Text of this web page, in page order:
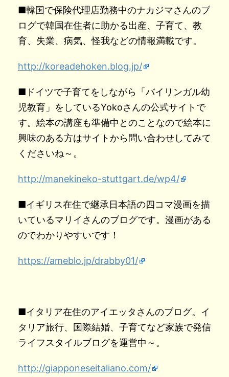
■韓国で保険代理店勤務中のナカジマさんのブ
ログで韓国在住者に助かる出産、子育て、教
育、失業、病気、怪我などの情報満載です。
http://koreadehoken.blog.jp/
■ドイツで子育てをしながら「バイリンガル幼
児教育」をしているYokoさんの公式サイトで
す。絵本の講座も準備中とのことなので絵本に
興味のある方はサイトから問い合わせしてみて
くださいね～。
http://manekineko-stuttgart.de/wp4/
■イギリス在住で継承日本語の四コマ漫画を描
いているマリイさんのブログです。漫画がある
のでわかりやすいです！
https://ameblo.jp/drabby01/
■イタリア在住のアイエッタさんのブログ。イ
タリア旅行、国際結婚、子育てなど家族で発信
ライフスタイルブログを運営中～。
http://giapponeseitaliano.com/